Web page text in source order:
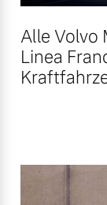
Alle Volvo
Linea